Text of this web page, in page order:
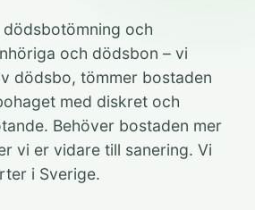
och
och dödsbon – vi
dödsbo, tömmer bostaden
med diskret och
Behöver bostaden mer
vi er vidare till sanering. Vi
i Sverige.